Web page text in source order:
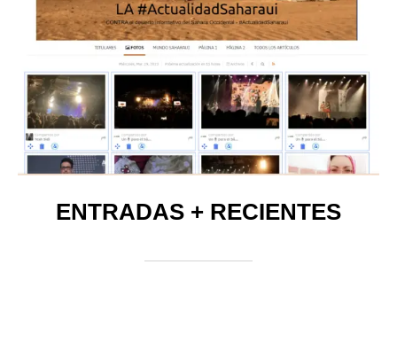
ENTRADAS + RECIENTES